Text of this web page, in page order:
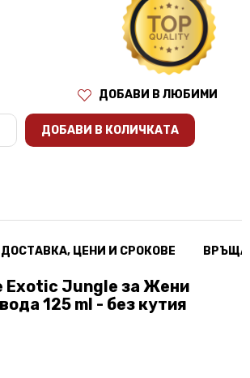
ДОБАВИ В ЛЮБИМИ
ДОБАВИ В КОЛИЧКАТА
ДОСТАВКА, ЦЕНИ И СРОКОВЕ
Exotic Jungle за Жени
125 ml - без кутия